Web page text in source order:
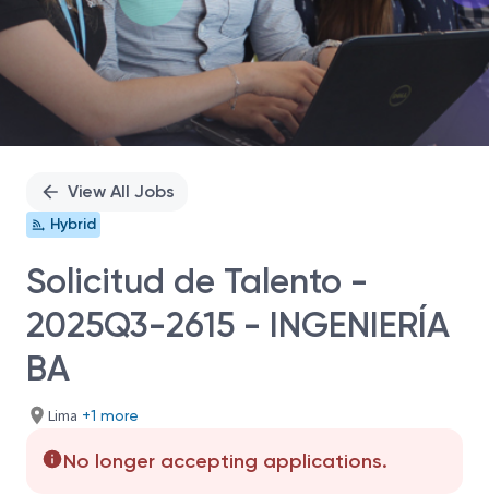
View All Jobs
Hybrid
Solicitud de Talento -
2025Q3-2615 - INGENIERÍA
BA
Lima +1 more
No longer accepting applications.